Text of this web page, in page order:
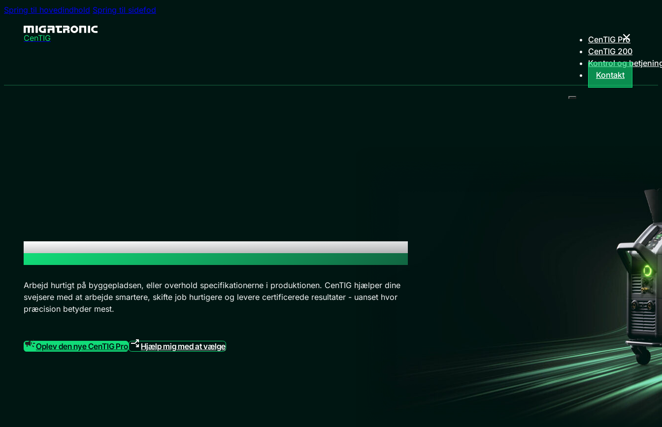
Spring til hovedindhold Spring til sidefod
CenTIG
CenTIG Pro
CenTIG 200
Kontrol og
Kontakt
Betroede TIG-svejsemaskiner
Arbejd hurtigt på byggepladsen, eller overhold specifikationerne i produktionen. CenTIG hjælper dine
svejsere med at arbejde smartere, skifte job hurtigere og levere certificerede resultater - uanset hvor
præcision betyder mest.
Oplev den nye CenTIG Pro Hjælp mig med at vælge